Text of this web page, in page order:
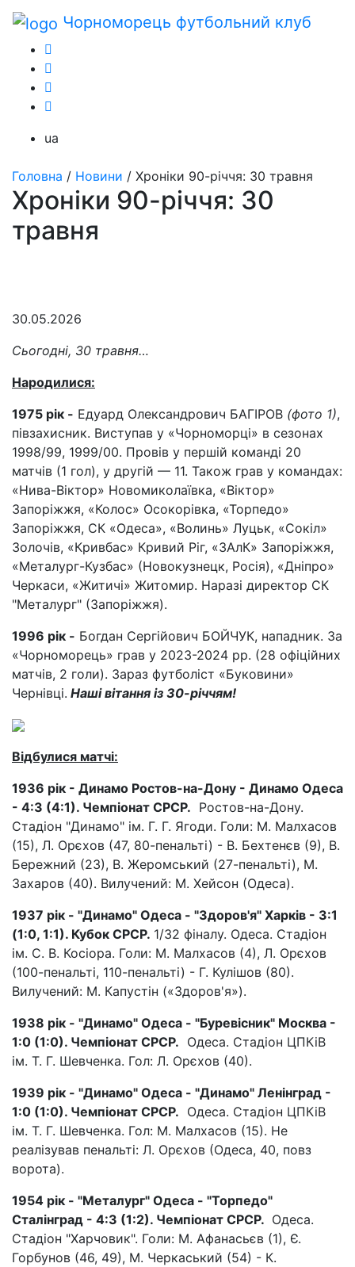
Чорноморець футбольний клуб
ua
Головна / Новини / Хроніки 90-річчя: 30 травня
Хроніки 90-річчя: 30
травня
30.05.2026
Сьогодні, 30 травня…
Народилися:
1975 рік - Едуард Олександрович БАГІРОВ (фото 1),
півзахисник. Виступав у «Чорноморці» в сезонах
1998/99, 1999/00. Провів у першій команді 20
матчів (1 гол), у другій — 11. Також грав у командах:
«Нива-Віктор» Новомиколаївка, «Віктор»
Запоріжжя, «Колос» Осокорівка, «Торпедо»
Запоріжжя, СК «Одеса», «Волинь» Луцьк, «Сокіл»
Золочів, «Кривбас» Кривий Ріг, «ЗАлК» Запоріжжя,
«Металург-Кузбас» (Новокузнецк, Росія), «Дніпро»
Черкаси, «Житичі» Житомир. Наразі директор СК
"Металург" (Запоріжжя).
1996 рік - Богдан Сергійович БОЙЧУК, нападник. За
«Чорноморець» грав у 2023-2024 рр. (28 офіційних
матчів, 2 голи). Зараз футболіст «Буковини»
Чернівці. Наші вітання із 30-річчям!
Відбулися матчі:
1936 рік - Динамо Ростов-на-Дону - Динамо Одеса
- 4:3 (4:1). Чемпіонат СРСР. Ростов-на-Дону.
Стадіон "Динамо" ім. Г. Г. Ягоди. Голи: М. Малхасов
(15), Л. Орєхов (47, 80-пенальті) - В. Бехтенєв (9), В.
Бережний (23), В. Жеромський (27-пенальті), М.
Захаров (40). Вилучений: М. Хейсон (Одеса).
1937 рік - "Динамо" Одеса - "Здоров'я" Харків - 3:1
(1:0, 1:1). Кубок СРСР. 1/32 фіналу. Одеса. Стадіон
ім. С. В. Косіора. Голи: М. Малхасов (4), Л. Орєхов
(100-пенальті, 110-пенальті) - Г. Кулішов (80).
Вилучений: М. Капустін («Здоров'я»).
1938 рік - "Динамо" Одеса - "Буревісник" Москва -
1:0 (1:0). Чемпіонат СРСР. Одеса. Стадіон ЦПКіВ
ім. Т. Г. Шевченка. Гол: Л. Орєхов (40).
1939 рік - "Динамо" Одеса - "Динамо" Ленінград -
1:0 (1:0). Чемпіонат СРСР. Одеса. Стадіон ЦПКіВ
ім. Т. Г. Шевченка. Гол: М. Малхасов (15). Не
реалізував пенальті: Л. Орєхов (Одеса, 40, повз
ворота).
1954 рік - "Металург" Одеса - "Торпедо"
Сталінград - 4:3 (1:2). Чемпіонат СРСР. Одеса.
Стадіон "Харчовик". Голи: М. Афанасьєв (1), Є.
Горбунов (46, 49), М. Черкаський (54) - К.